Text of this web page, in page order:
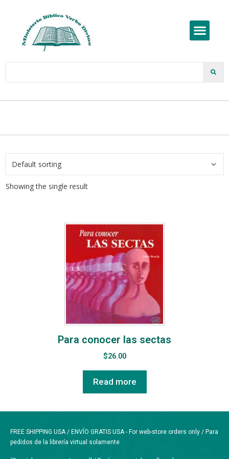
Showing the single result
Para conocer las sectas
$26.00
Read more
FREE SHIPPING USA / ENVÍO GRATIS USA - For web-store orders only / Para
pedidos de la librería virtual solamente